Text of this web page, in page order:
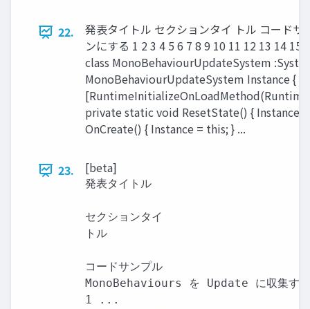
22.
発表タイトル セクションタイ トル コード
ンにする 1 2 3 4 5 6 7 8 9 10 11 12 13 14
class MonoBehaviourUpdateSystem
MonoBehaviourUpdateSystem Instance {
private static void ResetState() {
OnCreate() { Instance = this; } ...
23. [beta]
発表タイトル
セクションタイ
トル
コードサンプル
MonoBehaviours を Update に収集する
1 ...